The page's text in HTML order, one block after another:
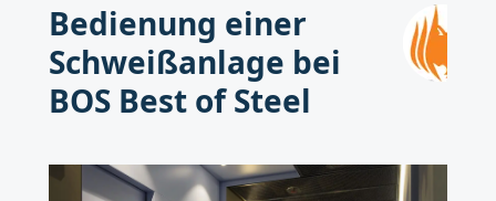
Bedienung einer
Schweißanlage bei
BOS Best of Steel